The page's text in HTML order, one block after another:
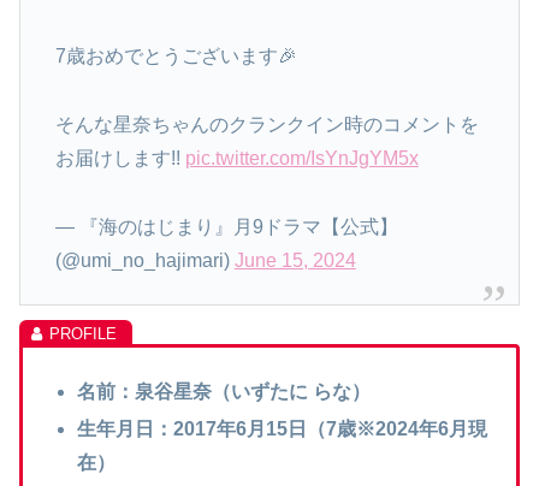
7歳おめでとうございます🎉
そんな星奈ちゃんのクランクイン時のコメントを
お届けします!! pic.twitter.com/IsYnJgYM5x
— 『海のはじまり』月9ドラマ【公式】
(@umi_no_hajimari) June 15, 2024
名前：泉谷星奈（いずたに らな）
生年月日：2017年6月15日（7歳※2024年6月現
在）